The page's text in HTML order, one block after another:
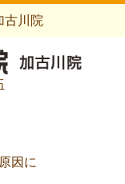
古川院
因に